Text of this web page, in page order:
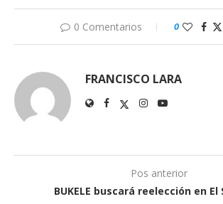
0 Comentarios 0
FRANCISCO LARA
Pos anterior
BUKELE buscará reelección en El